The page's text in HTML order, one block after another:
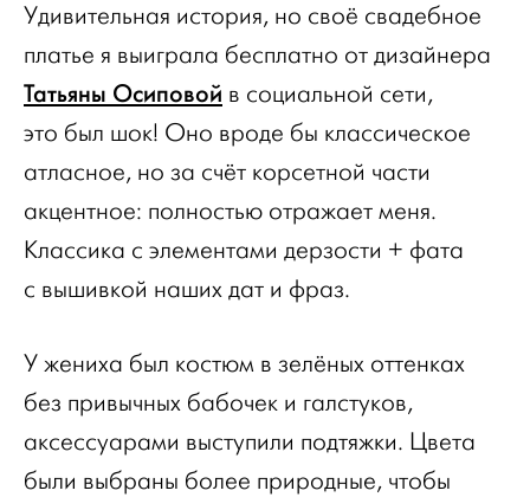
Удивительная история, но своё свадебное
платье я выиграла бесплатно от дизайнера
Татьяны Осиповой в социальной сети,
это был шок! Оно вроде бы классическое
атласное, но за счёт корсетной части
акцентное: полностью отражает меня.
Классика с элементами дерзости + фата
с вышивкой наших дат и фраз.
У жениха был костюм в зелёных оттенках
без привычных бабочек и галстуков,
аксессуарами выступили подтяжки. Цвета
были выбраны более природные, чтобы